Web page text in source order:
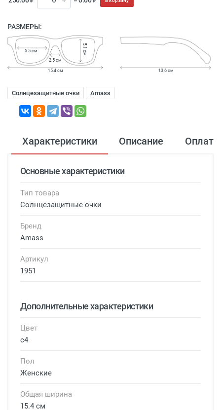
РАЗМЕРЫ:
2.5 см
5.5 см 5.1 см
15.4 см 13.6 см
Солнцезащитные очки Amass
Характеристики Описание Оплата
Основные характеристики
Тип товара
Солнцезащитные очки
Бренд
Amass
Артикул
1951
Дополнительные характеристики
Цвет
с4
Пол
Женские
Общая ширина
15.4 см